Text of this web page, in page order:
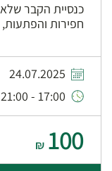
כנסיית הקבר
חפירות
24.07.2025
17:00 - 21:00
100
₪